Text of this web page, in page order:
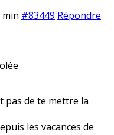
min #83449 Répondre
pas de te mettre la
les vacances de